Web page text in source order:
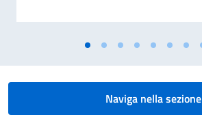
Naviga nella sezione